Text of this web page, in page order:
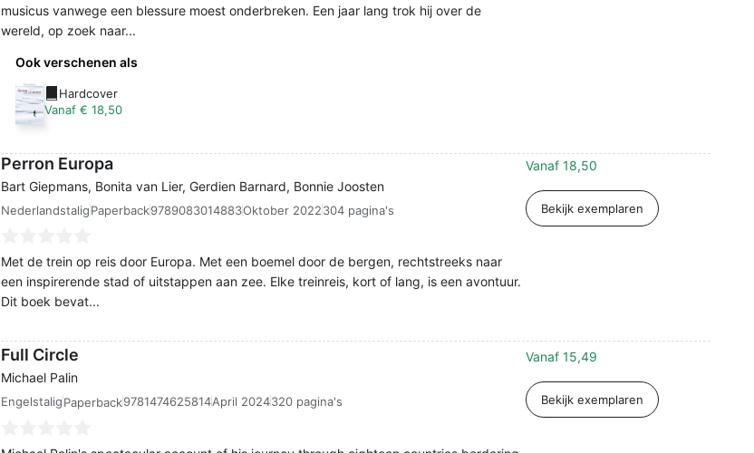
musicus vanwege een blessure moest onderbreken. Een jaar lang trok hij over de
wereld, op zoek naar...
Ook verschenen als
Hardcover
Vanaf € 18,50
Perron Europa
Bart Giepmans, Bonita van Lier, Gerdien Barnard, Bonnie Joosten
NederlandstaligPaperback9789083014883Oktober 2022304 pagina's
Met de trein op reis door Europa. Met een boemel door de bergen, rechtstreeks naar
een inspirerende stad of uitstappen aan zee. Elke treinreis, kort of lang, is een avontuur.
Dit boek bevat...
Vanaf 18,50
Bekijk exemplaren
Full Circle
Michael Palin
EngelstaligPaperback9781474625814April 2024320 pagina's
Vanaf 15,49
Bekijk exemplaren